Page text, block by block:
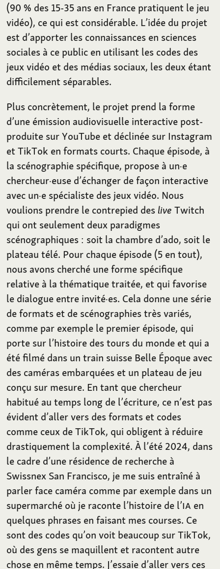
(90 % des 15-35 ans en France pratiquent le jeu
vidéo), ce qui est considérable. L’idée du projet
est d’apporter les connaissances en sciences
sociales à ce public en utilisant les codes des
jeux vidéo et des médias sociaux, les deux étant
difficilement séparables.
Plus concrètement, le projet prend la forme
d’une émission audiovisuelle interactive post-
produite sur YouTube et déclinée sur Instagram
et TikTok en formats courts. Chaque épisode, à
la scénographie spécifique, propose à un·e
chercheur·euse d’échanger de façon interactive
avec un·e spécialiste des jeux vidéo. Nous
voulions prendre le contrepied des live Twitch
qui ont seulement deux paradigmes
scénographiques : soit la chambre d’ado, soit le
plateau télé. Pour chaque épisode (5 en tout),
nous avons cherché une forme spécifique
relative à la thématique traitée, et qui favorise
le dialogue entre invité·es. Cela donne une série
de formats et de scénographies très variés,
comme par exemple le premier épisode, qui
porte sur l’histoire des tours du monde et qui a
été filmé dans un train suisse Belle Époque avec
des caméras embarquées et un plateau de jeu
conçu sur mesure. En tant que chercheur
habitué au temps long de l’écriture, ce n’est pas
évident d’aller vers des formats et codes
comme ceux de TikTok, qui obligent à réduire
drastiquement la complexité. À l’été 2024, dans
le cadre d’une résidence de recherche à
Swissnex San Francisco, je me suis entraîné à
parler face caméra comme par exemple dans un
supermarché où je raconte l’histoire de l’IA en
quelques phrases en faisant mes courses. Ce
sont des codes qu’on voit beaucoup sur TikTok,
où des gens se maquillent et racontent autre
chose en même temps. J’essaie d’aller vers ces